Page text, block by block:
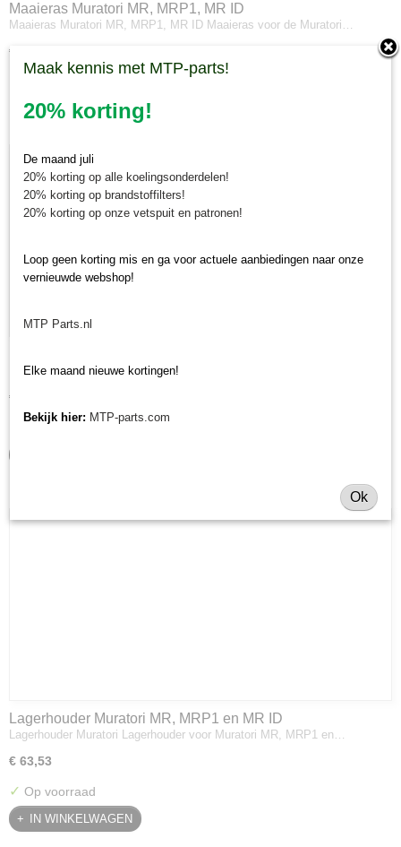
Maaieras Muratori MR, MRP1, MR ID
Maaieras Muratori MR, MRP1, MR ID Maaieras voor de Muratori…
€ 53,07
Borgmoer maaieras Muratori Originele borgmoer voor maaieras…
€ 7,89
Op voorraad
Lagerhouder Muratori MR, MRP1 en MR ID
Lagerhouder Muratori Lagerhouder voor Muratori MR, MRP1 en…
€ 63,53
✓ Op voorraad
IN WINKELWAGEN
Maak kennis met MTP-parts!
20% korting!
De maand juli
20% korting op alle koelingsonderdelen!
20% korting op brandstoffilters!
20% korting op onze vetspuit en patronen!
Loop geen korting mis en ga voor actuele aanbiedingen naar onze
vernieuwde webshop!
MTP Parts.nl
Elke maand nieuwe kortingen!
Bekijk hier: MTP-parts.com
Ok